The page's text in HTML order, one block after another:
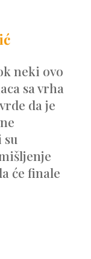
neki ovo
sa vrha
da je
su
će finale